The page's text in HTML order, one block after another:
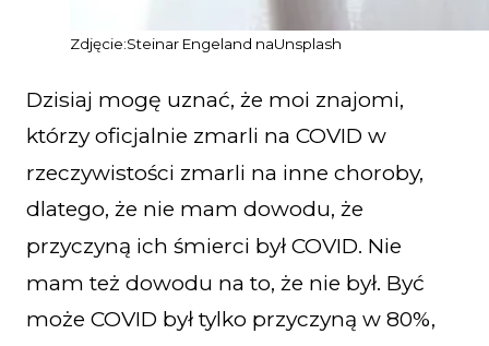
Zdjęcie:Steinar Engeland naUnsplash
Dzisiaj mogę uznać, że moi znajomi,
którzy oficjalnie zmarli na COVID w
rzeczywistości zmarli na inne choroby,
dlatego, że nie mam dowodu, że
przyczyną ich śmierci był COVID. Nie
mam też dowodu na to, że nie był. Być
może COVID był tylko przyczyną w 80%,